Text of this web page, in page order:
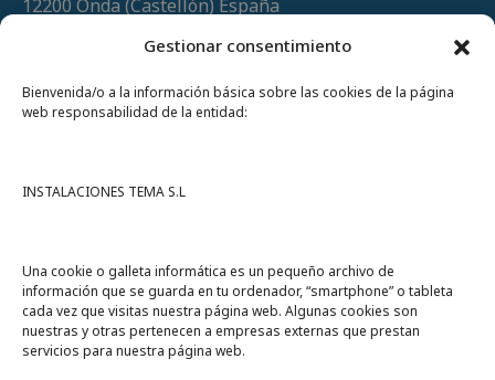
Gestionar consentimiento
Bienvenida/o a la información básica sobre las cookies de la página
web responsabilidad de la entidad:
INSTALACIONES TEMA S.L
Una cookie o galleta informática es un pequeño archivo de
información que se guarda en tu ordenador, “smartphone” o tableta
cada vez que visitas nuestra página web. Algunas cookies son
nuestras y otras pertenecen a empresas externas que prestan
servicios para nuestra página web.
12200 Onda (Castellón) España
(+34) 964 60 34 34
Urgencias y whatsapp649 406 493